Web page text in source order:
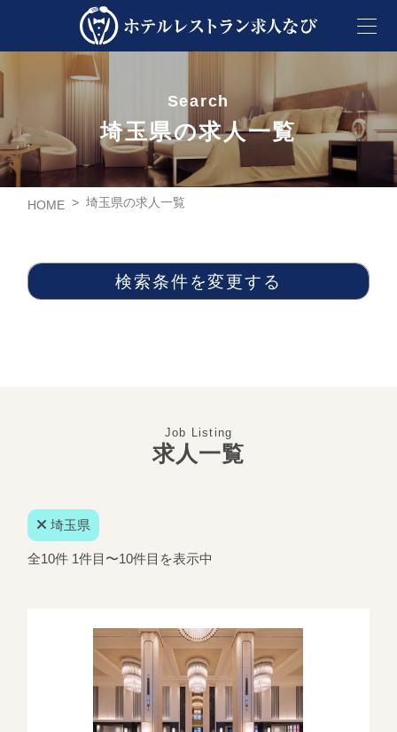
Search
埼玉県の求人一覧
HOME > 埼玉県の求人一覧
検索条件を変更する
Job Listing
求人一覧
埼玉県
全10件 1件目〜10件目を表示中